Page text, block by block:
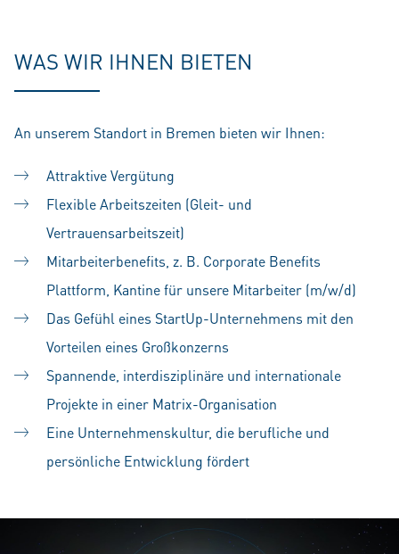
WAS WIR IHNEN BIETEN
An unserem Standort in Bremen bieten wir Ihnen:
Attraktive Vergütung
Flexible Arbeitszeiten (Gleit- und
Vertrauensarbeitszeit)
Mitarbeiterbenefits, z. B. Corporate Benefits
Plattform, Kantine für unsere Mitarbeiter (m/w/d)
Das Gefühl eines StartUp-Unternehmens mit den
Vorteilen eines Großkonzerns
Spannende, interdisziplinäre und internationale
Projekte in einer Matrix-Organisation
Eine Unternehmenskultur, die berufliche und
persönliche Entwicklung fördert